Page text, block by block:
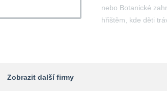
nebo Botanické
hřištěm, kde děti
Zobrazit další firmy